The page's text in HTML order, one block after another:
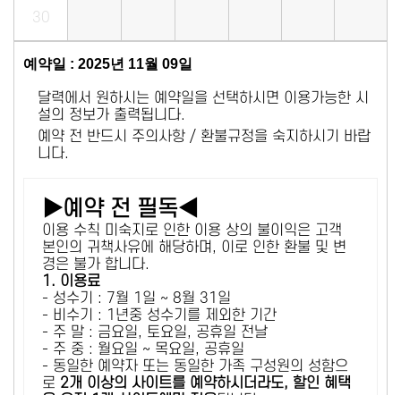
30
예약일 : 2025년 11월 09일
달력에서 원하시는 예약일을 선택하시면 이용가능한 시
설의 정보가 출력됩니다.
예약 전 반드시 주의사항 / 환불규정을 숙지하시기 바랍
니다.
▶예약 전 필독◀
이용 수칙 미숙지로 인한 이용 상의 불이익은 고객
본인의 귀책사유에 해당하며, 이로 인한 환불 및 변
경은 불가 합니다.
1. 이용료
- 성수기 : 7월 1일 ~ 8월 31일
- 비수기 : 1년중 성수기를 제외한 기간
- 주 말 : 금요일, 토요일, 공휴일 전날
- 주 중 : 월요일 ~ 목요일, 공휴일
- 동일한 예약자 또는 동일한 가족 구성원의 성함으
로 2개 이상의 사이트를 예약하시더라도, 할인 혜택